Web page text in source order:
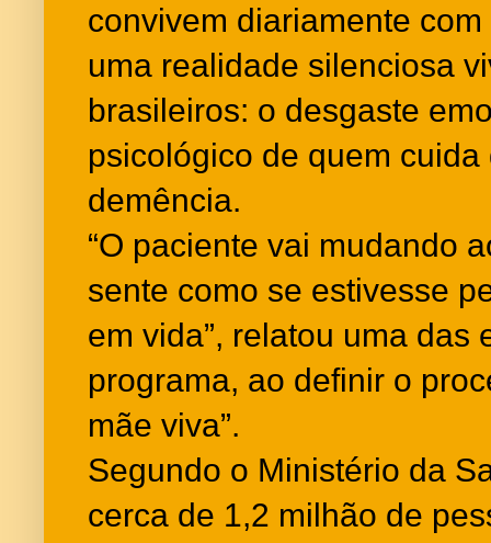
convivem diariamente
uma realidade silenciosa
brasileiros: o desgaste
psicológico de quem
demência.
“O paciente vai mudando
sente como se estivesse
em vida”, relatou uma das
programa, ao definir o
mãe viva”.
Segundo o Ministério da
cerca de 1,2 milhão de